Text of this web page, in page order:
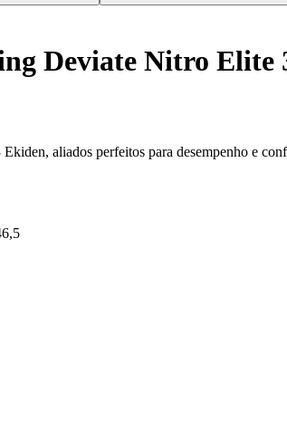
Deviate Nitro Elite
aliados perfeitos para desempenho e